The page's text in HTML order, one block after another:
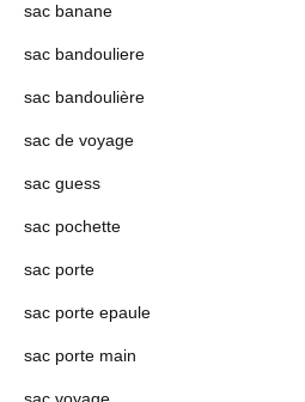
sac banane
sac bandouliere
sac bandoulière
sac de voyage
sac guess
sac pochette
sac porte
sac porte epaule
sac porte main